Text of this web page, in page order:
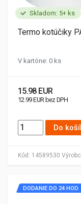
Skladom: 5+ ks
Kód: 14589530
Termo kotúčiky
V kartóne: 0 ks
15.98 EUR
12.99 EUR bez DPH
Do
DODANIE DO 24 HOD.